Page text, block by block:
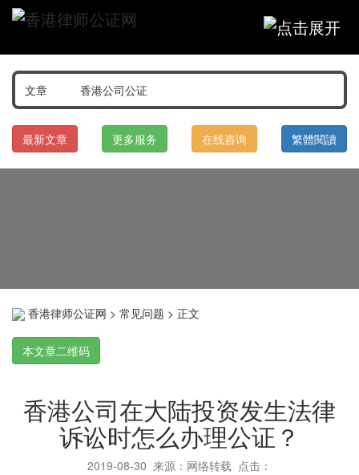
最新文章 更多服务 在线咨询 繁體閱讀
香港律师公证网 > 常见问题 > 正文
本文章二维码
香港公司在大陆投资发生法律
诉讼时怎么办理公证？
2019-08-30 来源：网络转载 点击：